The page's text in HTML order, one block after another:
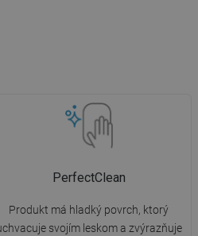
PerfectClean
Produkt má hladký povrch, ktorý
svojím leskom a zvýrazňuje